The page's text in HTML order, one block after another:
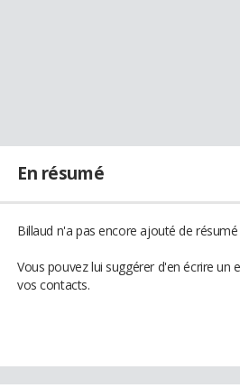
En résumé
Billaud n'a pas encore ajouté de
Vous pouvez lui suggérer d'en écrire un
vos contacts.